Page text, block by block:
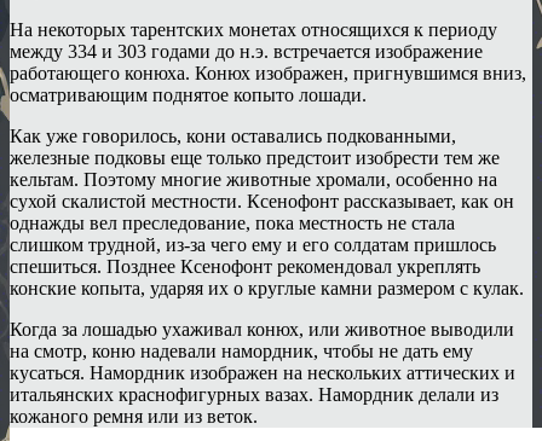
На некоторых тарентских монетах относящихся к периоду
между 334 и 303 годами до н.э. встречается изображение
работающего конюха. Конюх изображен, пригнувшимся вниз,
осматривающим поднятое копыто лошади.
Как уже говорилось, кони оставались подкованными,
железные подковы еще только предстоит изобрести тем же
кельтам. Поэтому многие животные хромали, особенно на
сухой скалистой местности. Ксенофонт рассказывает, как он
однажды вел преследование, пока местность не стала
слишком трудной, из-за чего ему и его солдатам пришлось
спешиться. Позднее Ксенофонт рекомендовал укреплять
конские копыта, ударяя их о круглые камни размером с кулак.
Когда за лошадью ухаживал конюх, или животное выводили
на смотр, коню надевали намордник, чтобы не дать ему
кусаться. Намордник изображен на нескольких аттических и
итальянских краснофигурных вазах. Намордник делали из
кожаного ремня или из веток.